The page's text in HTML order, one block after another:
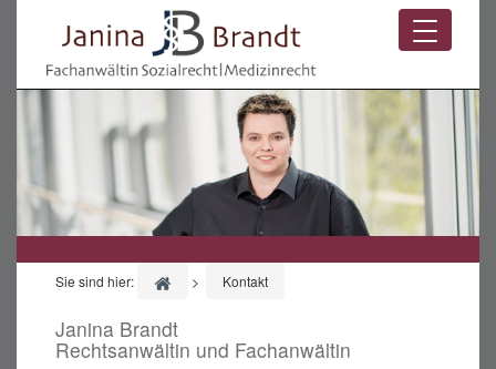
Zum Hauptinhalt springen
Sie sind hier:
Sie sind hier: > Kontakt
Janina Brandt
Rechtsanwältin und Fachanwältin